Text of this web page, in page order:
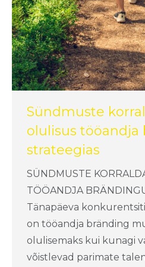
Sündmuste
olulisus tööandja
strateegias
SÜNDMUSTE
TÖÖANDJA
Tänapäeva
on tööandja bränding
olulisemaks kui kunagi
võistlevad parimate